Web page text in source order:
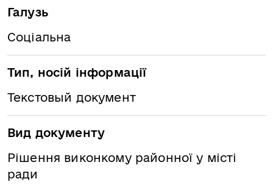
Галузь
Соціальна
Тип, носій інформації
Текстовый документ
Вид документу
Рішення виконкому районної у місті
ради